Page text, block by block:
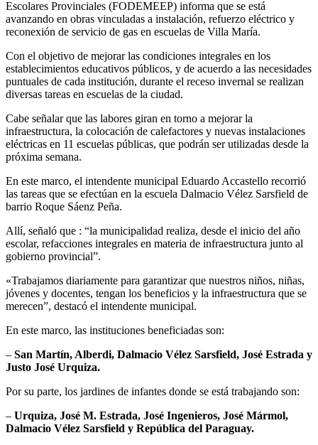
Escolares Provinciales (FODEMEEP) informa que se está
avanzando en obras vinculadas a instalación, refuerzo eléctrico y
reconexión de servicio de gas en escuelas de Villa María.
Con el objetivo de mejorar las condiciones integrales en los
establecimientos educativos públicos, y de acuerdo a las necesidades
puntuales de cada institución, durante el receso invernal se realizan
diversas tareas en escuelas de la ciudad.
Cabe señalar que las labores giran en torno a mejorar la
infraestructura, la colocación de calefactores y nuevas instalaciones
eléctricas en 11 escuelas públicas, que podrán ser utilizadas desde la
próxima semana.
En este marco, el intendente municipal Eduardo Accastello recorrió
las tareas que se efectúan en la escuela Dalmacio Vélez Sarsfield de
barrio Roque Sáenz Peña.
Allí, señaló que : “la municipalidad realiza, desde el inicio del año
escolar, refacciones integrales en materia de infraestructura junto al
gobierno provincial”.
«Trabajamos diariamente para garantizar que nuestros niños, niñas,
jóvenes y docentes, tengan los beneficios y la infraestructura que se
merecen”, destacó el intendente municipal.
En este marco, las instituciones beneficiadas son:
– San Martín, Alberdi, Dalmacio Vélez Sarsfield, José Estrada y
Justo José Urquiza.
Por su parte, los jardines de infantes donde se está trabajando son:
– Urquiza, José M. Estrada, José Ingenieros, José Mármol,
Dalmacio Vélez Sarsfield y República del Paraguay.